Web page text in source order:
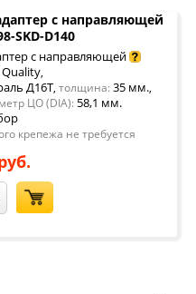
с направляющей
SKD-D140
с направляющей
,
Д16Т, толщина: 35 мм.,
ЦО (DIA): 58,1 мм.
крепежа не требуется